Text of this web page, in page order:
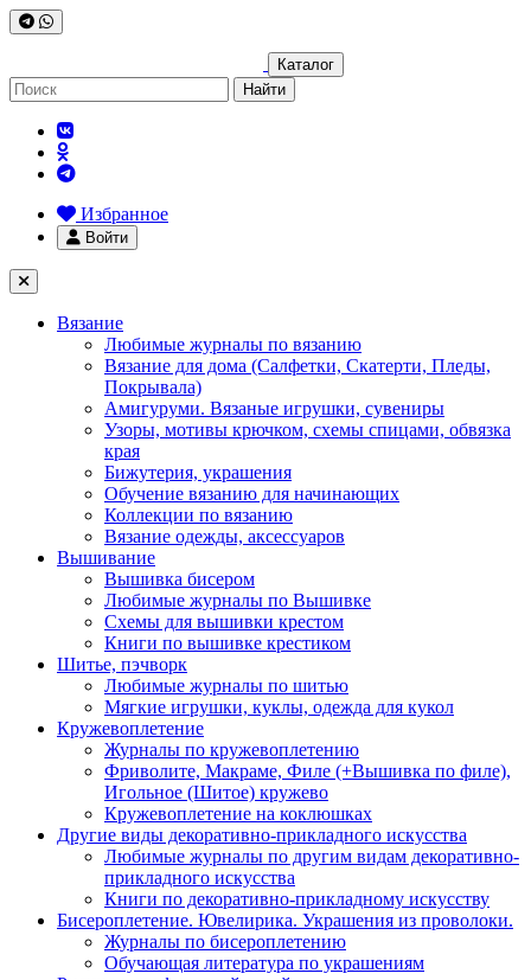
Каталог
Найти
Избранное
Войти
Вязание
Любимые журналы по вязанию
Вязание для дома (Салфетки, Скатерти, Пледы,
Покрывала)
Амигуруми. Вязаные игрушки, сувениры
Узоры, мотивы крючком, схемы спицами, обвязка
края
Бижутерия, украшения
Обучение вязанию для начинающих
Коллекции по вязанию
Вязание одежды, аксессуаров
Вышивание
Вышивка бисером
Любимые журналы по Вышивке
Схемы для вышивки крестом
Книги по вышивке крестиком
Шитье, пэчворк
Любимые журналы по шитью
Мягкие игрушки, куклы, одежда для кукол
Кружевоплетение
Журналы по кружевоплетению
Фриволите, Макраме, Филе (+Вышивка по филе),
Игольное (Шитое) кружево
Кружевоплетение на коклюшках
Другие виды декоративно-прикладного искусства
Любимые журналы по другим видам декоративно-
прикладного искусства
Книги по декоративно-прикладному искусству
Бисероплетение. Ювелирика. Украшения из проволоки.
Журналы по бисероплетению
Обучающая литература по украшениям